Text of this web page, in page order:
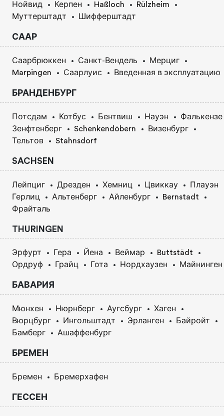
Нойвид
Керпен Haßloch
Rülzheim
Муттерштадт
Шифферштадт
СААР
Саарбрюккен Санкт-Вендель
Мерциг
Marpingen
Саарлуис Введенная в эксплуатацию
БРАНДЕНБУРГ
Потсдам Котбус Бентвиш Науэн
Фалькензе
Зенфтенберг
Schenkendöbern
Визенбург
Тельтов
Stahnsdorf
SACHSEN
Лейпциг Дрезден Хемниц Цвиккау
Плауэн
Герлиц
Альтенберг Айленбург
Bernstadt
Фрайталь
THURINGEN
Эрфурт Гера Йена Веймар
Buttstädt
Ордруф
Грайц Гота Нордхаузен Майнинген
БАВАРИЯ
Мюнхен Нюрнберг Аугсбург
Хаген
Вюрцбург
Ингольштадт Эрланген
Байройт
Бамберг
Ашаффенбург
БРЕМЕН
Бремен Бремерхафен
ГЕССЕН